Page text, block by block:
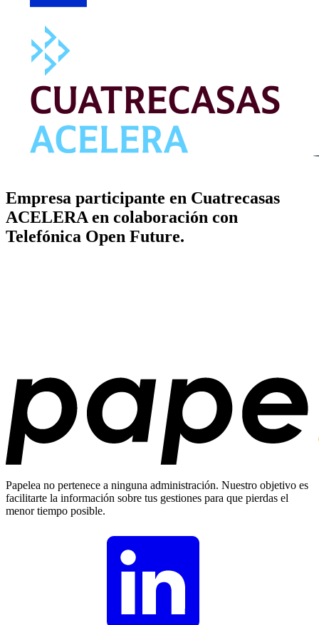
Empresa participante en Cuatrecasas
ACELERA en colaboración con
Telefónica Open Future.
Papelea no pertenece a ninguna administración. Nuestro objetivo es
facilitarte la información sobre tus gestiones para que pierdas el
menor tiempo posible.